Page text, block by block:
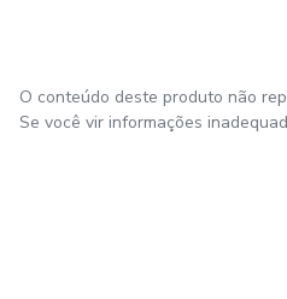
O conteúdo deste produto não
Se você vir informações